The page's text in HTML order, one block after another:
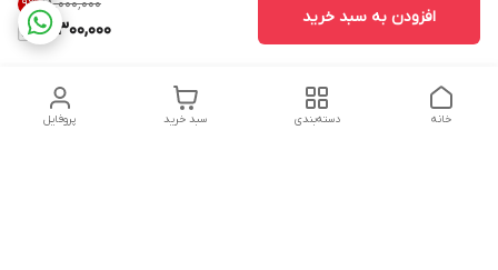
۱۸٬۰۰۰٬۰۰۰ 9%
16,300,000
افزودن به سبد خرید
پروفایل سبد خرید دسته‌بندی خانه